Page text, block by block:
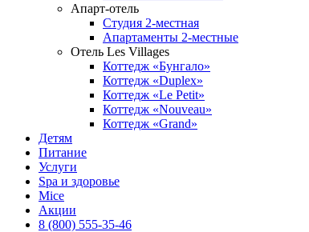
Апарт-отель
Студия 2-местная
Апартаменты 2-местные
Отель Les Villages
Коттедж «Бунгало»
Коттедж «Duplex»
Коттедж «Le Petit»
Коттедж «Nouveau»
Коттедж «Grand»
Детям
Питание
Услуги
Spa и здоровье
Mice
Акции
8 (800) 555-35-46